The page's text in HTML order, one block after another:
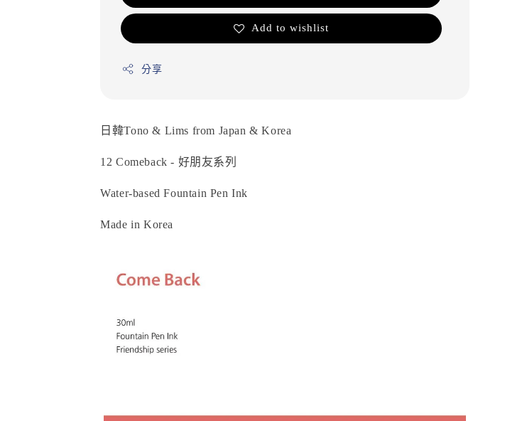
Add to wishlist
分享
日韓Tono & Lims from Japan & Korea
12 Comeback - 好朋友系列
Water-based Fountain Pen Ink
Made in Korea